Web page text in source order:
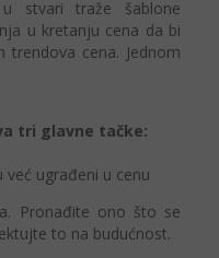
stvari traže šablone
u kretanju cena da bi
trendova cena. Jednom
tri glavne tačke:
već ugrađeni u cenu
Pronađite ono što se
to na budućnost.